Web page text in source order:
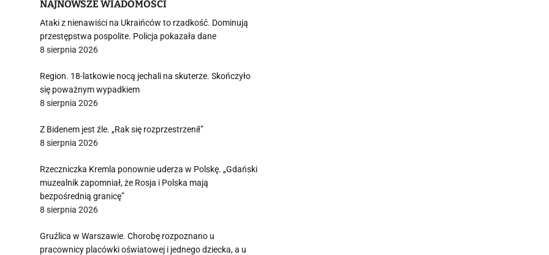
NAJNOWSZE WIADOMOŚCI
Ataki z nienawiści na Ukraińców to rzadkość. Dominują
przestępstwa pospolite. Policja pokazała dane
8 sierpnia 2026
Region. 18-latkowie nocą jechali na skuterze. Skończyło
się poważnym wypadkiem
8 sierpnia 2026
Z Bidenem jest źle. „Rak się rozprzestrzenił”
8 sierpnia 2026
Rzeczniczka Kremla ponownie uderza w Polskę. „Gdański
muzealnik zapomniał, że Rosja i Polska mają
bezpośrednią granicę”
8 sierpnia 2026
Gruźlica w Warszawie. Chorobę rozpoznano u
pracownicy placówki oświatowej i jednego dziecka, a u